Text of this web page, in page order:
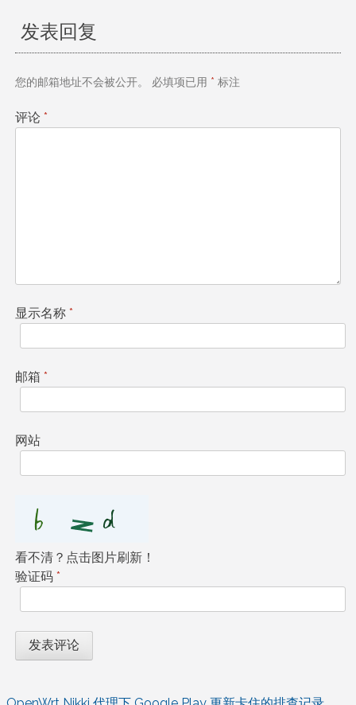
发表回复
您的邮箱地址不会被公开。 必填项已用 * 标注
评论 *
显示名称 *
邮箱 *
网站
看不清？点击图片刷新！
验证码 *